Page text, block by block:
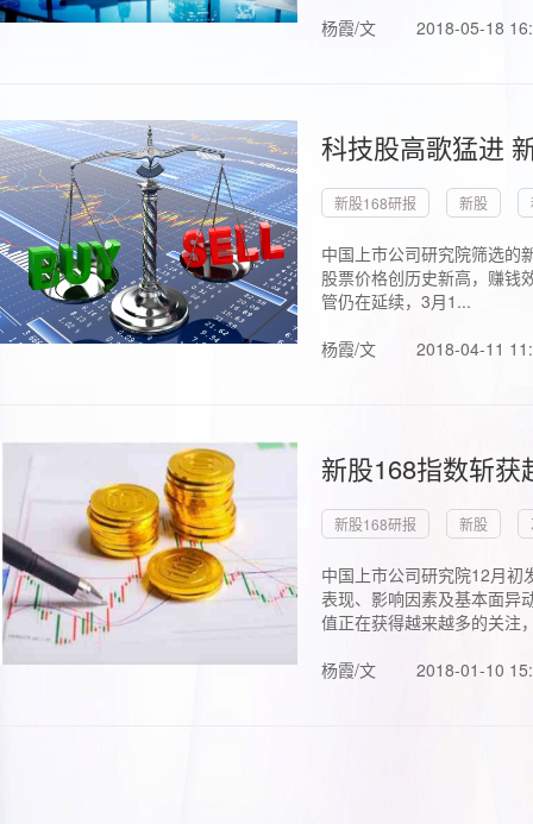
杨霞/文 2018-05-18
科技股高歌猛进
新股168研报 新股
中国上市公司研究院筛选的
股票价格创历史新高，赚钱
管仍在延续，3月1...
杨霞/文
2018-04-11
新股168指数斩
新股168研报 新股
中国上市公司研究院12月初
表现、影响因素及基本面异
值正在获得越来越多的关注
杨霞/文
2018-01-10